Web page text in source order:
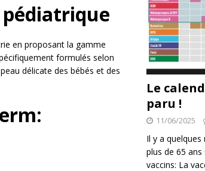
en proposant la gamme
formulés selon
délicate des bébés et des
Le
paru !
11/06/2025
Il y a
plus de 65
vaccins: La